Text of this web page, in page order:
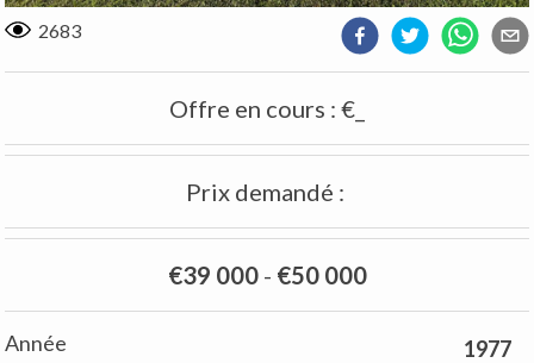
2683
Offre en cours : €_
Prix demandé :
€39 000- €50 000
Année
1977